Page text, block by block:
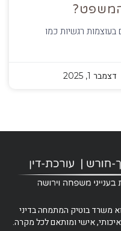
רגשיות כמו
דצמבר 1, 2025
משרד בוטיק המתמחה בדיני
אישי ומותאם לכל מקרה.